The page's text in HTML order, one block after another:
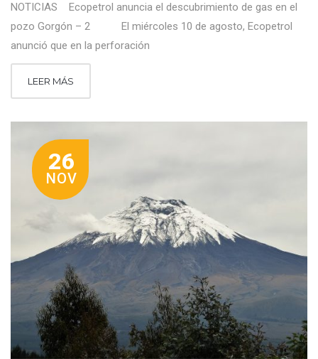
NOTICIAS Ecopetrol anuncia el descubrimiento de gas en el
pozo Gorgón – 2 El miércoles 10 de agosto, Ecopetrol
anunció que en la perforación
LEER MÁS
26
NOV